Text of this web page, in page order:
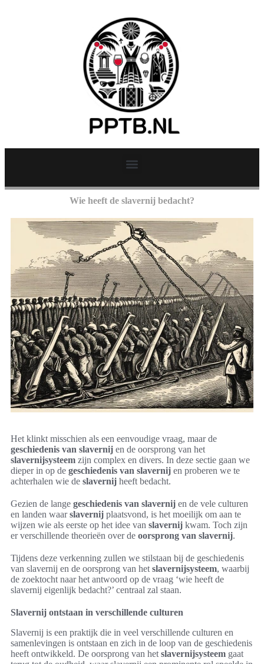
Wie heeft de slavernij bedacht?
Het klinkt misschien als een eenvoudige vraag, maar de
geschiedenis van slavernij en de oorsprong van het
slavernijsysteem zijn complex en divers. In deze sectie gaan we
dieper in op de geschiedenis van slavernij en proberen we te
achterhalen wie de slavernij heeft bedacht.
Gezien de lange geschiedenis van slavernij en de vele culturen
en landen waarslavernij plaatsvond, is het moeilijk om aan te
wijzen wie als eerste op het idee van slavernij kwam. Toch zijn
er verschillende theorieën over de oorsprong van slavernij.
Tijdens deze verkenning zullen we stilstaan bij de geschiedenis
van slavernij en de oorsprong van het slavernijsysteem, waarbij
de zoektocht naar het antwoord op de vraag ‘wie heeft de
slavernij eigenlijk bedacht?’ centraal zal staan.
Slavernij ontstaan in verschillende culturen
Slavernij is een praktijk die in veel verschillende culturen en
samenlevingen is ontstaan en zich in de loop van de geschiedenis
heeft ontwikkeld. De oorsprong van het slavernijsysteem gaat